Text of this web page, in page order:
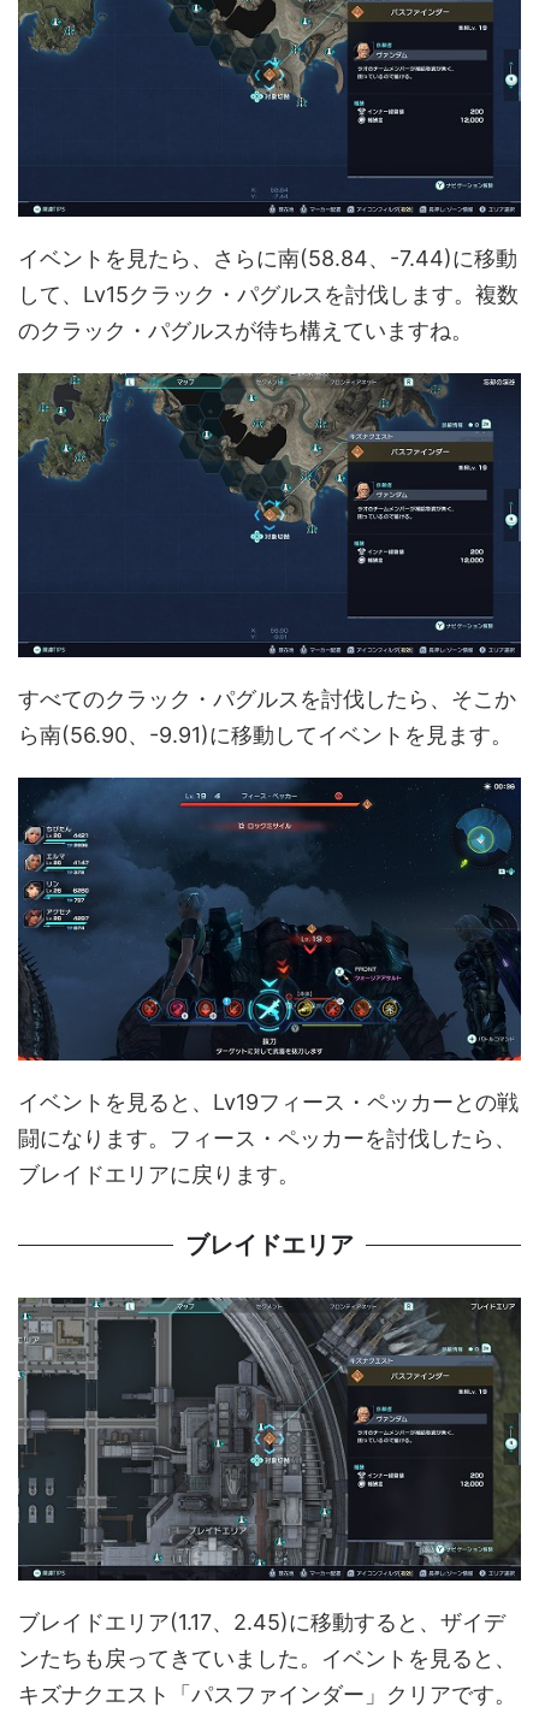
イベントを見たら、さらに南(58.84、-7.44)に移動
して、Lv15クラック・パグルスを討伐します。複数
のクラック・パグルスが待ち構えていますね。
すべてのクラック・パグルスを討伐したら、そこか
ら南(56.90、-9.91)に移動してイベントを見ます。
イベントを見ると、Lv19フィース・ペッカーとの戦
闘になります。フィース・ペッカーを討伐したら、
ブレイドエリアに戻ります。
ブレイドエリア
ブレイドエリア(1.17、2.45)に移動すると、ザイデ
ンたちも戻ってきていました。イベントを見ると、
キズナクエスト「パスファインダー」クリアです。